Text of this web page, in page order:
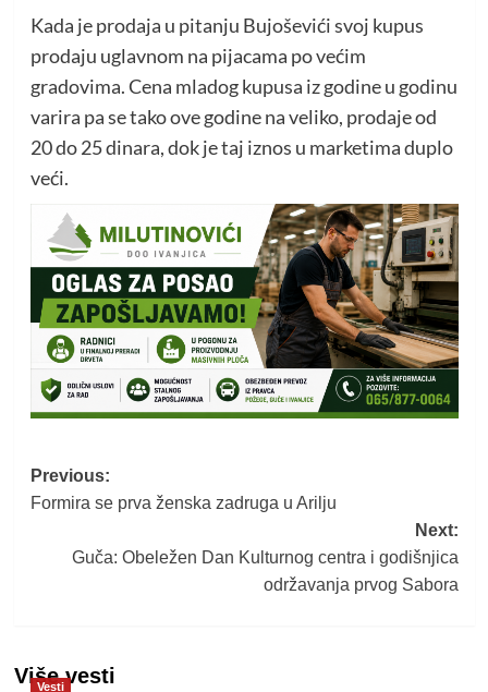
Kada je prodaja u pitanju Bujoševići svoj kupus
prodaju uglavnom na pijacama po većim
gradovima. Cena mladog kupusa iz godine u godinu
varira pa se tako ove godine na veliko, prodaje od
20 do 25 dinara, dok je taj iznos u marketima duplo
veći.
Post
navigation
Previous:
Formira se prva ženska zadruga u Arilju
Next:
Guča: Obeležen Dan Kulturnog centra i godišnjica
održavanja prvog Sabora
Više vesti
Vesti